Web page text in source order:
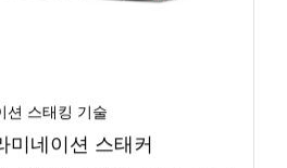
션 스태킹 기술
미네이션 스태커